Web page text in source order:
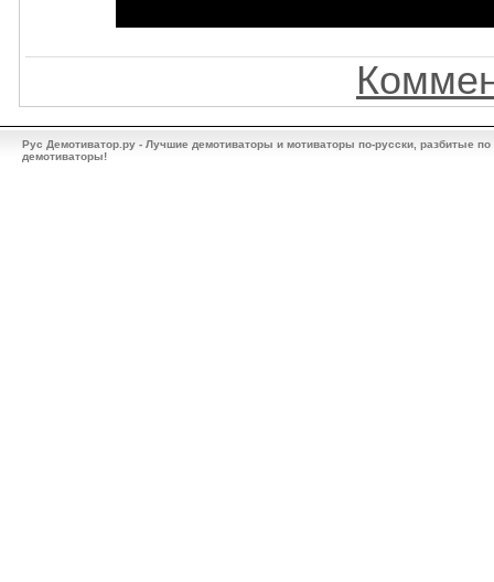
Рус Демотиватор.ру - Лучшие демотиваторы и мотиваторы по-русски, разбитые
демотиваторы!